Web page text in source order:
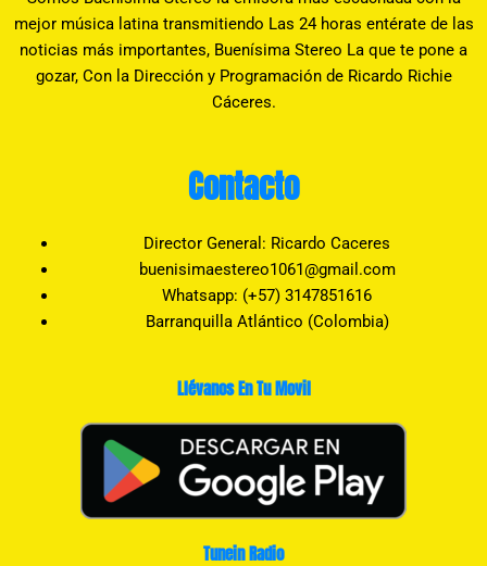
mejor música latina transmitiendo Las 24 horas entérate de las
noticias más importantes, Buenísima Stereo La que te pone a
gozar, Con la Dirección y Programación de Ricardo Richie
Cáceres.
Contacto
Director General: Ricardo Caceres
buenisimaestereo1061@gmail.com
Whatsapp: (+57) 3147851616
Barranquilla Atlántico (Colombia)
Llévanos En Tu Movil
Tunein Radio